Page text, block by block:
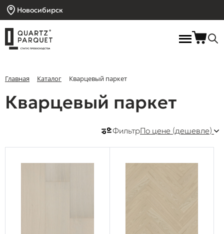
Новосибирск
Главная Каталог Кварцевый паркет
Кварцевый паркет
По цене (дешевле)
Фильтр